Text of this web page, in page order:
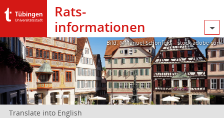
Rats­
informationen
Bild: @Manuel Schönfeld – stock.adobe.com
Translate into English